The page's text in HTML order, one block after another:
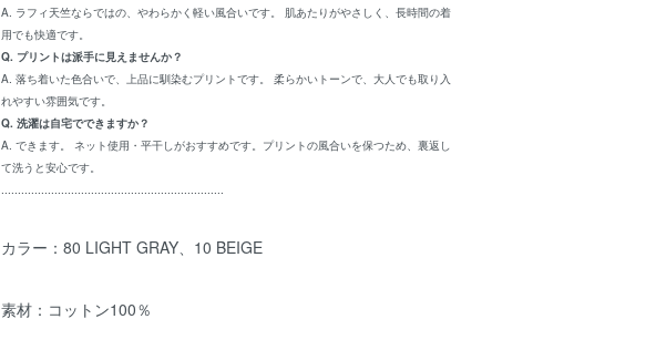
A. ラフィ天竺ならではの、やわらかく軽い風合いです。 肌あたりがやさしく、長時間の着
用でも快適です。
Q. プリントは派手に見えませんか？
A. 落ち着いた色合いで、上品に馴染むプリントです。 柔らかいトーンで、大人でも取り入
れやすい雰囲気です。
Q. 洗濯は自宅でできますか？
A. できます。 ネット使用・平干しがおすすめです。プリントの風合いを保つため、裏返し
て洗うと安心です。
...................................................................
カラー：80 LIGHT GRAY、10 BEIGE
素材：コットン100％